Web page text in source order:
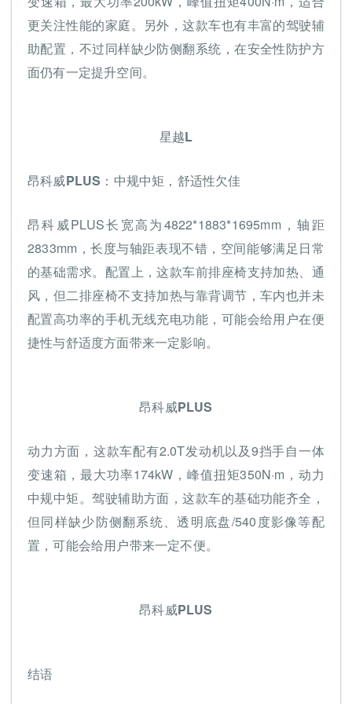
更关注性能的家庭。另外，这款车也有丰富的驾驶辅
助配置，不过同样缺少防侧翻系统，在安全性防护方
面仍有一定提升空间。
星越L
昂科威PLUS：中规中矩，舒适性欠佳
昂科威PLUS长宽高为4822*1883*1695mm，轴距
2833mm，长度与轴距表现不错，空间能够满足日常
的基础需求。配置上，这款车前排座椅支持加热、通
风，但二排座椅不支持加热与靠背调节，车内也并未
配置高功率的手机无线充电功能，可能会给用户在便
捷性与舒适度方面带来一定影响。
昂科威PLUS
动力方面，这款车配有2.0T发动机以及9挡手自一体
变速箱，最大功率174kW，峰值扭矩350N·m，动力
中规中矩。驾驶辅助方面，这款车的基础功能齐全，
但同样缺少防侧翻系统、透明底盘/540度影像等配
置，可能会给用户带来一定不便。
昂科威PLUS
结语